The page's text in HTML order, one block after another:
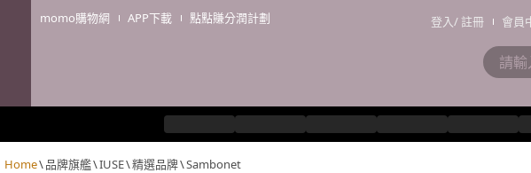
momo購物網 APP下載 點點賺分潤計劃 登入/註冊 會員
Home\品牌旗艦\IUSE\精選品牌\Sambonet